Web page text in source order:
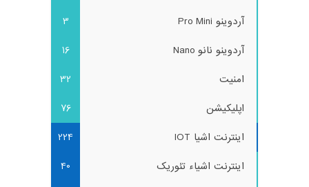
آردوینو Pro Mini
3
آردوینو نانو Nano
16
امنیت
32
اپلیکیشن
76
اینترنت اشیا IOT
224
اینترنت اشیاء تئوریک
40